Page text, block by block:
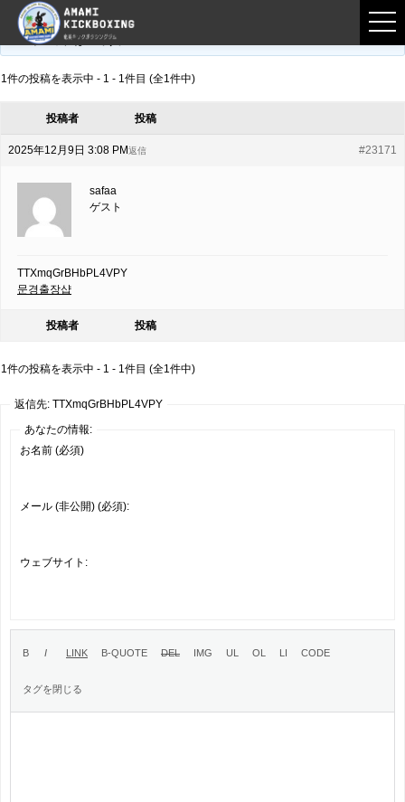
フロントページ › フォーラム
このトピックは空です。
1件の投稿を表示中 - 1 - 1件目 (全1件中)
投稿者 投稿
2025年12月9日 3:08 PM #23171
返信
safaa
ゲスト
TTXmqGrBHbPL4VPY
문경출장샵
投稿者 投稿
1件の投稿を表示中 - 1 - 1件目 (全1件中)
返信先: TTXmqGrBHbPL4VPY
あなたの情報:
お名前 (必須)
メール (非公開) (必須):
ウェブサイト: